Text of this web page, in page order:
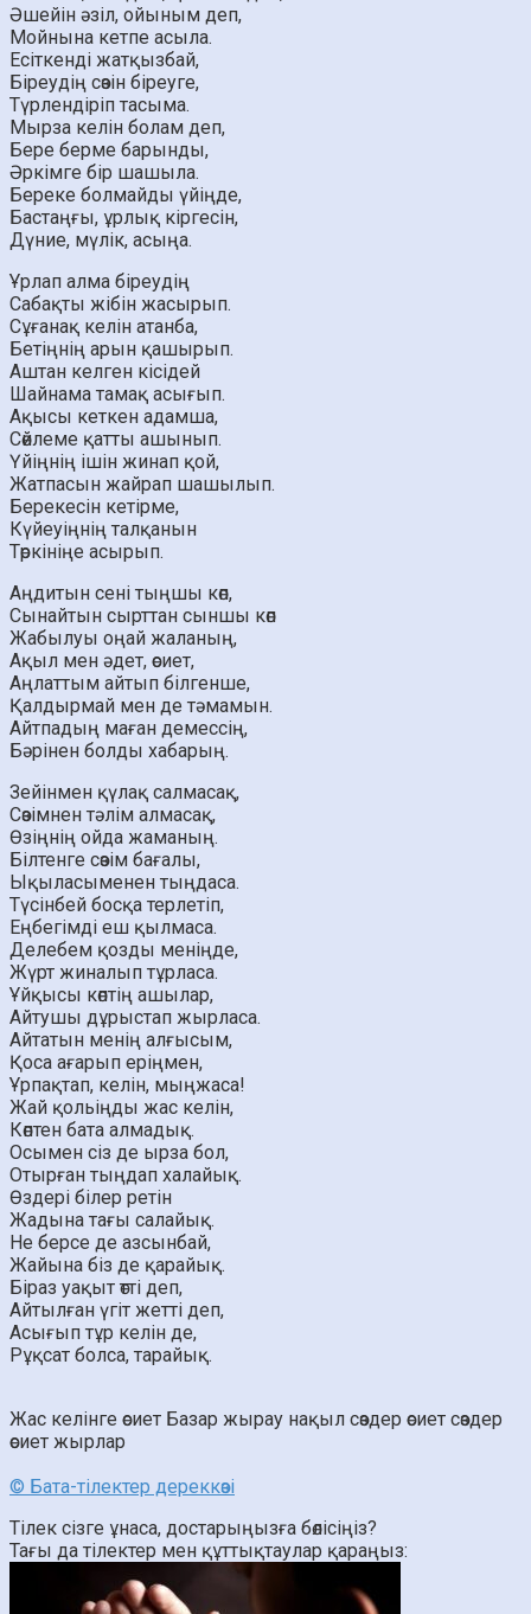
Әшейін әзіл, ойыным деп,
Мойнына кетпе асыла.
Есіткенді жатқызбай,
Біреудің сөзін біреуге,
Түрлендіріп тасыма.
Мырза келін болам деп,
Бере берме барынды,
Әркімге бір шашыла.
Береке болмайды үйіңде,
Бастаңғы, ұрлық кіргесін,
Дүние, мүлік, асыңа.
Ұрлап алма біреудің
Сабақты жібін жасырып.
Сұғанақ келін атанба,
Бетіңнің арын қашырып.
Аштан келген кісідей
Шайнама тамақ асығып.
Ақысы кеткен адамша,
Сөйлеме қатты ашынып.
Үйіңнің ішін жинап қой,
Жатпасын жайрап шашылып.
Берекесін кетірме,
Күйеуіңнің талқанын
Төркініңе асырып.
Аңдитын сені тыңшы көп,
Сынайтын сырттан сыншы көп
Жабылуы оңай жаланың,
Ақыл мен әдет, өсиет,
Аңлаттым айтып білгенше,
Қалдырмай мен де тәмамын.
Айтпадың маған демессің,
Бәрінен болды хабарың.
Зейінмен қүлақ салмасақ,
Сөзімнен тәлім алмасақ,
Өзіңнің ойда жаманың.
Білтенге сөзім бағалы,
Ықыласыменен тыңдаса.
Түсінбей босқа терлетіп,
Еңбегімді еш қылмаса.
Делебем қозды меніңде,
Жүрт жиналып тұрласа.
Ұйқысы көптің ашылар,
Айтушы дұрыстап жырласа.
Айтатын менің алғысым,
Қоса ағарып еріңмен,
Ұрпақтап, келін, мыңжаса!
Жай қольіңды жас келін,
Көптен бата алмадық.
Осымен сіз де ырза бол,
Отырған тыңдап халайық.
Өздері білер ретін
Жадына тағы салайық.
Не берсе де азсынбай,
Жайына біз де қарайық.
Біраз уақыт өтті деп,
Айтылған үгіт жетті деп,
Асығып тұр келін де,
Рұқсат болса, тарайық.
Жас келінге өсиет Базар жырау нақыл сөздер өсиет сөздер
өсиет жырлар
© Бата-тілектер дереккөзі
Тілек сізге ұнаса, достарыңызға бөлісіңіз?
Тағы да тілектер мен құттықтаулар қараңыз: